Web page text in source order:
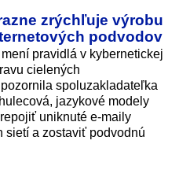
zrýchľuje výrobu
podvodov
pravidlá v kybernetickej
cielených
spoluzakladateľka
jazykové modely
uniknuté e-maily
sietí a zostaviť podvodnú